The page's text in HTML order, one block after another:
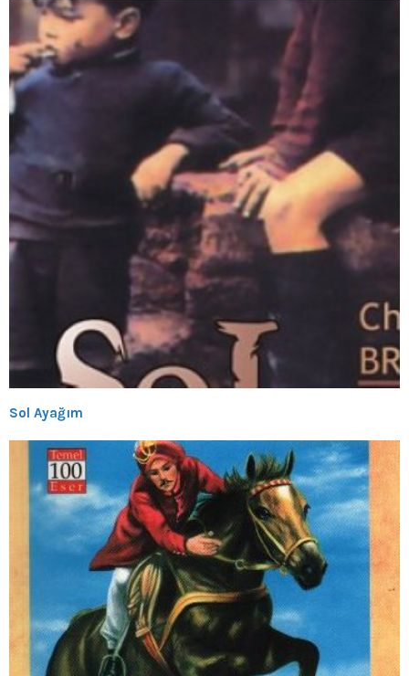
Sol Ayağım